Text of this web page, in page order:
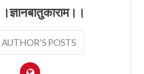
AUTHOR'S POSTS